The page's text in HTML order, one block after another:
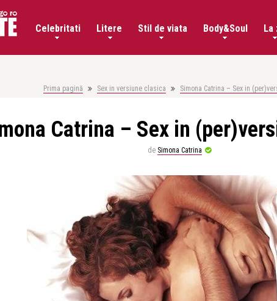
Celebritati Litere Stil de viata Body&Soul La
Prima pagină Sex in versiune clasica Simona Catrina – Sex in
Catrina – Sex in
de Simona Catrina